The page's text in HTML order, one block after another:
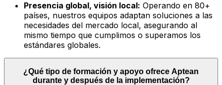
Presencia global, visión local: Operando en 80+
países, nuestros equipos adaptan soluciones a las
necesidades del mercado local, asegurando al
mismo tiempo que cumplimos o superamos los
estándares globales.
¿Qué tipo de formación y apoyo ofrece Aptean
durante y después de la implementación?